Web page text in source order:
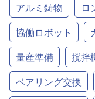
アルミ鋳物
ロ
協働ロボット
量産準備
撹拌
ベアリング交換